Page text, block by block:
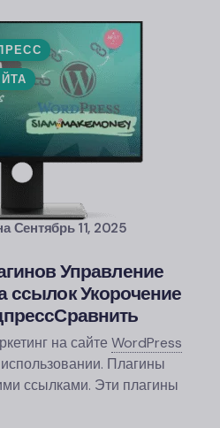
Сентябрь 11, 2025
Управление
ссылок Укорочение
Сравнить
на сайте WordPress
Плагины
ссылками. Эти плагины